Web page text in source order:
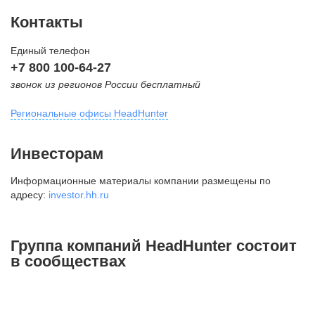
Контакты
Единый телефон
+7 800 100-64-27
звонок из регионов России бесплатный
Региональные офисы HeadHunter
внутригородская территория
Муниципальный округ Тверской,
2-я Брестская ул., д. 48,
+7 495 980-64-27
Инвесторам
Информационные материалы компании размещены по
адресу: investor.hh.ru
Группа компаний HeadHunter состоит
в сообществах